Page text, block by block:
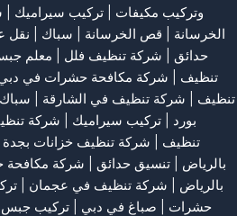
وتركيب مكيفات | تركيب سيراميك |
الخرسانة | قص الخرسانة | سباك نقل
حدائق
شركة تنظيف فلل معلم
تنظيف
شركة مكافحة حشرات في
تنظيف
شركة تنظيف في الشارقة |
بورد | تركيب سيراميك شركة
تنظيف
شركة تنظيف خزانات بجدة
بالرياض
تنسيق حدائق شركة مكافحة
بالرياض
شركة تنظيف في عجمان |
حشرات
صباغ في دبي تركيب جبس